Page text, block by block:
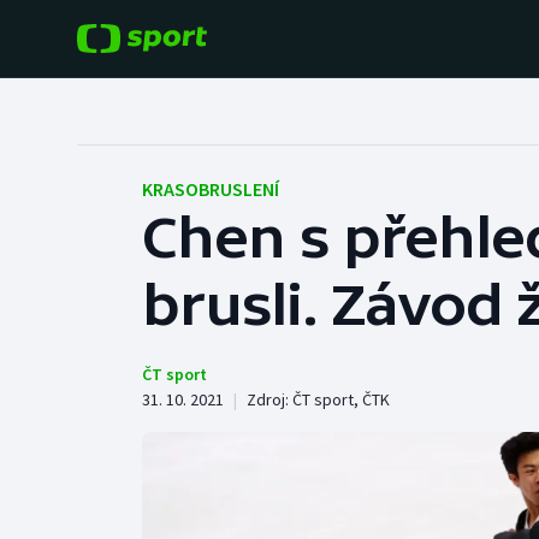
Hokej
Tenis
Cyklistika
Baseball a softbal
Basketbal
Boby a skeleton
KRASOBRUSLENÍ
Chen s
brusli. Závod
ČT sport
31. 10. 2021 | Zdroj: ČT sport, ČTK